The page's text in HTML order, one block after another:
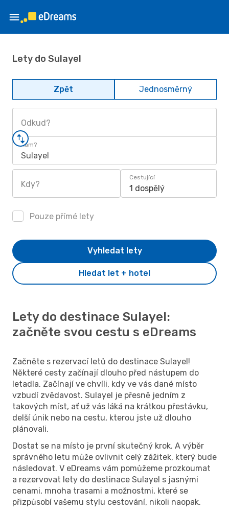
Lety do Sulayel
Zpět Jednosměrný
Odkud?
Kam?
Sulayel
Kdy?
Cestující
1 dospělý
Pouze přímé lety
Hledat let + hotel
Vyhledat lety
Lety do destinace Sulayel:
začněte svou cestu s eDreams
Začněte s rezervací letů do destinace Sulayel!
Některé cesty začínají dlouho před nástupem do
letadla. Začínají ve chvíli, kdy ve vás dané místo
vzbudí zvědavost. Sulayel je přesně jedním z
takových míst, ať už vás láká na krátkou přestávku,
delší únik nebo na cestu, kterou jste už dlouho
plánovali.
Dostat se na místo je první skutečný krok. A výběr
správného letu může ovlivnit celý zážitek, který bude
následovat. V eDreams vám pomůžeme prozkoumat
a rezervovat lety do destinace Sulayel s jasnými
cenami, mnoha trasami a možnostmi, které se
přizpůsobí vašemu stylu cestování, nikoli naopak.